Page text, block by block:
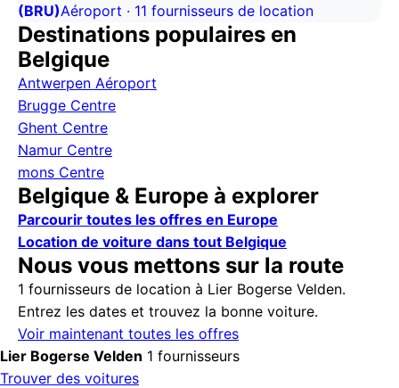
(BRU)Aéroport · 11 fournisseurs de location
Destinations populaires en
Belgique
Antwerpen Aéroport
Brugge Centre
Ghent Centre
Namur Centre
mons Centre
Belgique & Europe à explorer
Parcourir toutes les offres en Europe
Location de voiture dans tout Belgique
Nous vous mettons sur la route
1 fournisseurs de location à Lier Bogerse Velden.
Entrez les dates et trouvez la bonne voiture.
Voir maintenant toutes les offres
Lier Bogerse Velden 1 fournisseurs
Trouver des voitures